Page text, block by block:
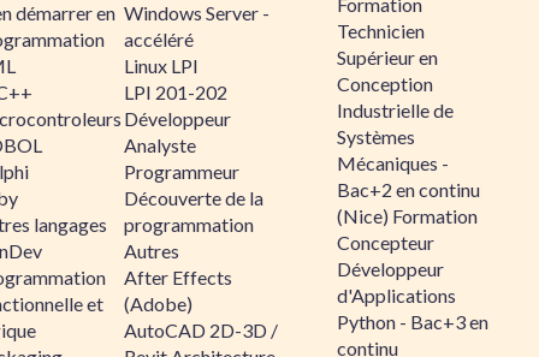
démarrer en
langages
et
Windows Server -
accéléré
Linux LPI
LPI 201-202
Développeur
Analyste
Programmeur
Découverte de la
programmation
Autres
After Effects
(Adobe)
AutoCAD 2D-3D /
Technicien
Supérieur en
Conception
Industrielle de
Systèmes
Mécaniques -
Bac+2 en continu
(Nice) Formation
Concepteur
Développeur
d'Applications
Python - Bac+3 en
continu